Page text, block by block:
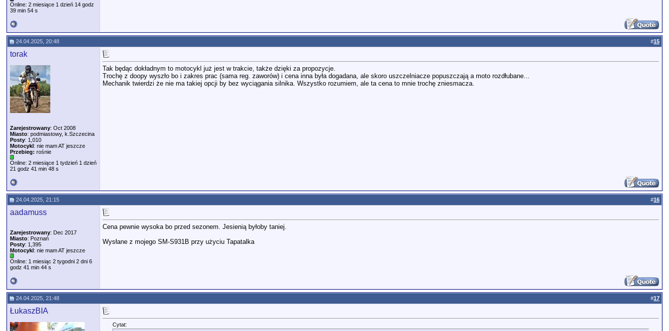
Online: 2 miesiące 1 dzień 14 godz
39 min 54 s
24.04.2025, 20:48 #15
torak
Zarejestrowany: Oct 2008
Miasto: podmiastowy, k.Szczecina
Posty: 1,010
Motocykl: nie mam AT jeszcze
Przebieg: rośnie
Online: 2 miesiące 1 tydzień 1 dzień
21 godz 41 min 48 s
Tak będąc dokładnym to motocykl już jest w trakcie, także dzięki za propozycje.
Trochę z doopy wyszło bo i zakres prac (sama reg. zaworów) i cena inna była dogadana, ale skoro uszczelniacze popuszczają a moto rozdłubane...
Mechanik twierdzi że nie ma takiej opcji by bez wyciągania silnika. Wszystko rozumiem, ale ta cena to mnie trochę zniesmacza.
24.04.2025, 21:15 #16
aadamuss
Zarejestrowany: Dec 2017
Miasto: Poznań
Posty: 1,395
Motocykl: nie mam AT jeszcze
Online: 1 miesiąc 2 tygodni 2 dni 6
godz 41 min 44 s
Cena pewnie wysoka bo przed sezonem. Jesienią byłoby taniej.
Wysłane z mojego SM-S931B przy użyciu Tapatalka
24.04.2025, 21:48 #17
ŁukaszBIA
Cytat: